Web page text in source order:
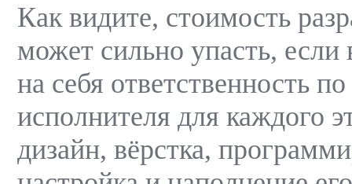
Как видите, стоимость
может сильно упасть, если
на себя ответственность
исполнителя для каждого
дизайн, вёрстка,